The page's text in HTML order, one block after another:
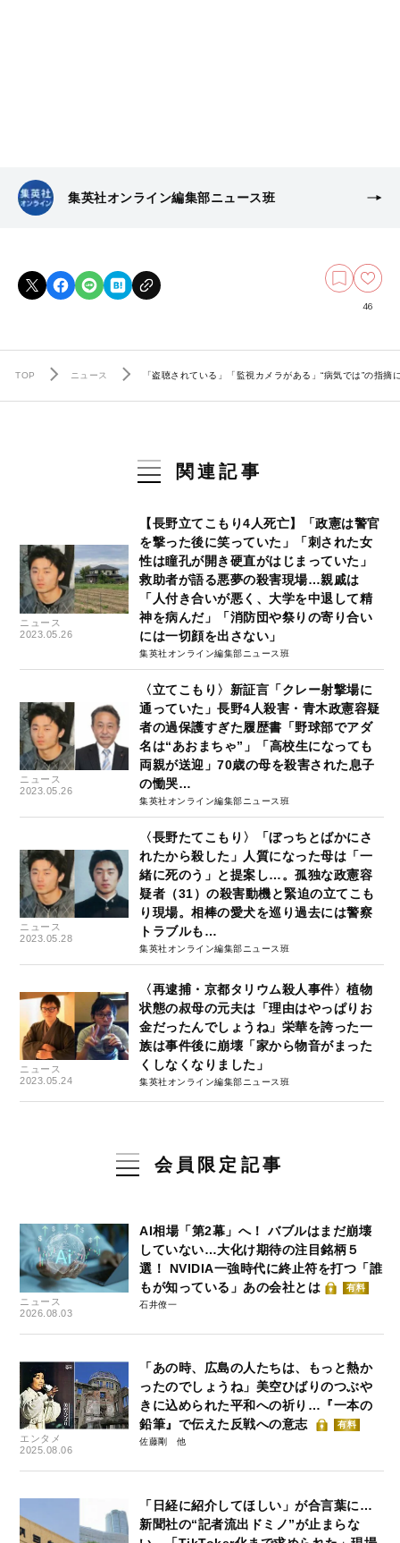
集英社オンライン編集部ニュース班
46
TOP ニュース 「盗聴されている」「監視カメラがある」“病気では”の指
関連記事
ニュース
2023.05.26
【長野立てこもり4人死亡】「政憲は警官
を撃った後に笑っていた」「刺された女
性は瞳孔が開き硬直がはじまっていた」
救助者が語る悪夢の殺害現場…親戚は
「人付き合いが悪く、大学を中退して精
神を病んだ」「消防団や祭りの寄り合い
には一切顔を出さない」
集英社オンライン編集部ニュース班
ニュース
2023.05.26
〈立てこもり〉新証言「クレー射撃場に
通っていた」長野4人殺害・青木政憲容疑
者の過保護すぎた履歴書「野球部でアダ
名は“あおまちゃ”」「高校生になっても
両親が送迎」70歳の母を殺害された息子
の慟哭…
集英社オンライン編集部ニュース班
ニュース
2023.05.28
〈長野たてこもり〉「ぼっちとばかにさ
れたから殺した」人質になった母は「一
緒に死のう」と提案し…。孤独な政憲容
疑者（31）の殺害動機と緊迫の立てこも
り現場。相棒の愛犬を巡り過去には警察
トラブルも…
集英社オンライン編集部ニュース班
ニュース
2023.05.24
〈再逮捕・京都タリウム殺人事件〉植物
状態の叔母の元夫は「理由はやっぱりお
金だったんでしょうね」栄華を誇った一
族は事件後に崩壊「家から物音がまった
くしなくなりました」
集英社オンライン編集部ニュース班
会員限定記事
ニュース
2026.08.03
AI相場「第2幕」へ！ バブルはまだ崩壊
していない…大化け期待の注目銘柄５
選！ NVIDIA一強時代に終止符を打つ「誰
もが知っている」あの会社とは
有料
石井僚一
エンタメ
2025.08.06
「あの時、広島の人たちは、もっと熱か
ったのでしょうね」美空ひばりのつぶや
きに込められた平和への祈り…『一本の
鉛筆』で伝えた反戦への意志
有料
佐藤剛
「日経に紹介してほしい」が合言葉に…
新聞社の“記者流出ドミノ”が止まらな